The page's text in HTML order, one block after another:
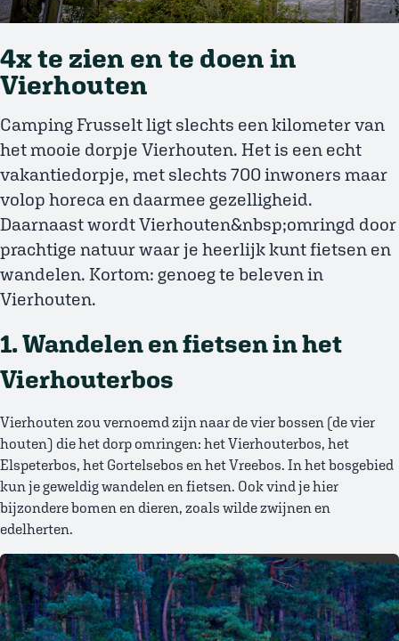
4x te zien en te doen in
Vierhouten
Camping Frusselt ligt slechts een kilometer van
het mooie dorpje Vierhouten. Het is een echt
vakantiedorpje, met slechts 700 inwoners maar
volop horeca en daarmee gezelligheid.
Daarnaast wordt Vierhouten&nbsp;omringd door
prachtige natuur waar je heerlijk kunt fietsen en
wandelen. Kortom: genoeg te beleven in
Vierhouten.
1. Wandelen en fietsen in het
Vierhouterbos
Vierhouten zou vernoemd zijn naar de vier bossen (de vier
houten) die het dorp omringen: het Vierhouterbos, het
Elspeterbos, het Gortelsebos en het Vreebos. In het bosgebied
kun je geweldig wandelen en fietsen. Ook vind je hier
bijzondere bomen en dieren, zoals wilde zwijnen en
edelherten.
Afbeelding